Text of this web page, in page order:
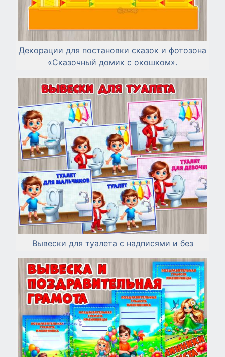
Декорации для постановки сказок и фотозона
«Сказочный домик с окошком».
Вывески для туалета с надписями и без